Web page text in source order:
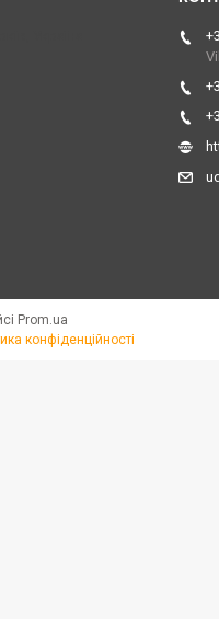
Prom.ua
конфіденційності